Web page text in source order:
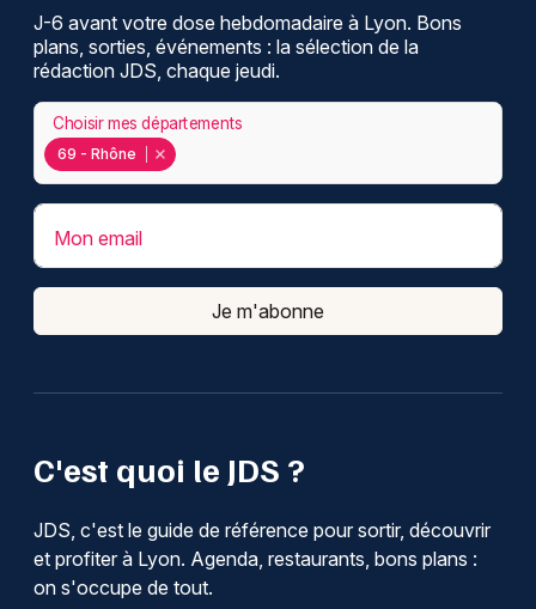
C'est quoi le JDS ?
JDS, c'est le guide de référence pour sortir, découvrir
et profiter à Lyon. Agenda, restaurants, bons plans :
on s'occupe de tout.
J-6 avant votre dose hebdomadaire à Lyon. Bons
plans, sorties, événements : la sélection de la
rédaction JDS, chaque jeudi.
69 - Rhône
Choisir mes départements
Mon email
Je m'abonne